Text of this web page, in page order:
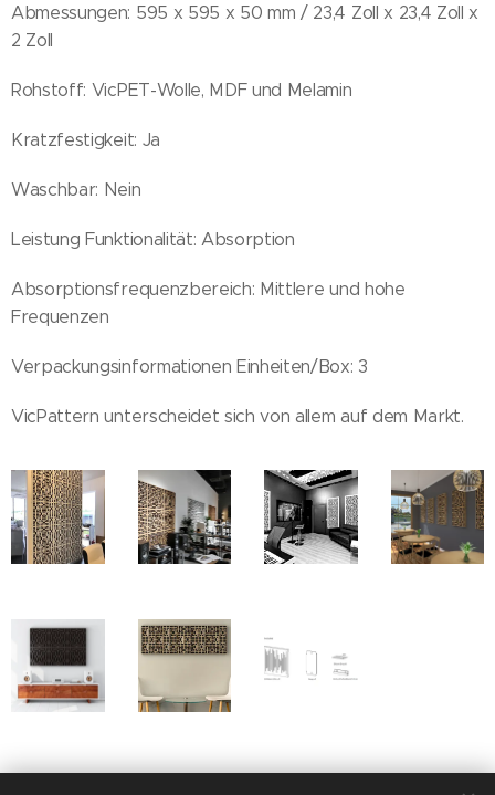
Abmessungen: 595 x 595 x 50 mm / 23,4 Zoll x 23,4 Zoll x
2 Zoll
Rohstoff: VicPET-Wolle, MDF und Melamin
Kratzfestigkeit: Ja
Waschbar: Nein
Leistung Funktionalität: Absorption
Absorptionsfrequenzbereich: Mittlere und hohe
Frequenzen
Verpackungsinformationen Einheiten/Box: 3
VicPattern unterscheidet sich von allem auf dem Markt.